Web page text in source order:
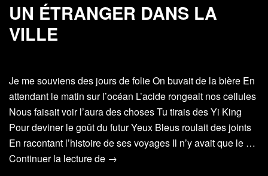
UN ÉTRANGER DANS LA
VILLE
Je me souviens des jours de folie On buvait de la bière En
attendant le matin sur l’océan L’acide rongeait nos cellules
Nous faisait voir l’aura des choses Tu tirais des Yi King
Pour deviner le goût du futur Yeux Bleus roulait des joints
En racontant l’histoire de ses voyages Il n’y avait que le …
Continuer la lecture de Un
→